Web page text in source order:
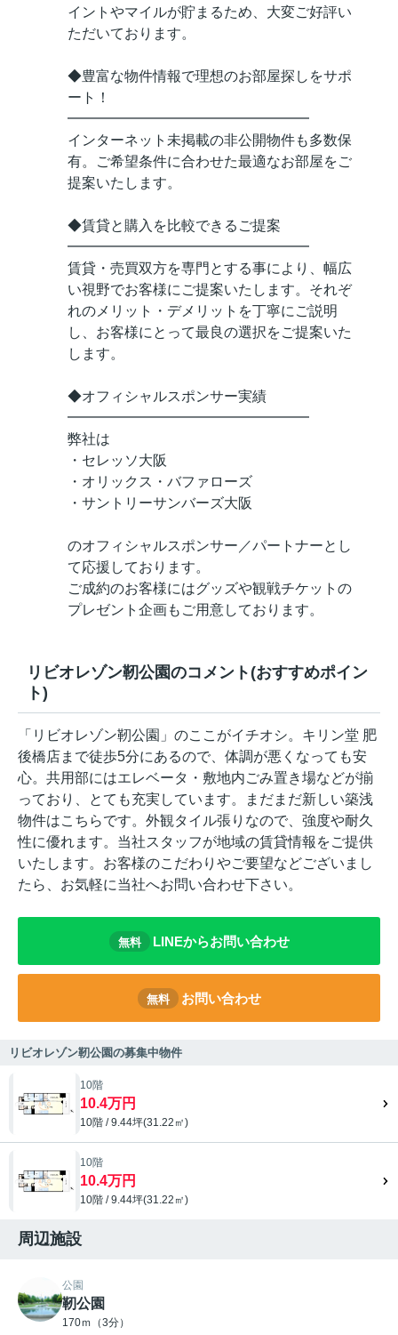
イントやマイルが貯まるため、大変ご好評い
ただいております。
◆豊富な物件情報で理想のお部屋探しをサポ
ート！
━━━━━━━━━━━━━━━━━
インターネット未掲載の非公開物件も多数保
有。ご希望条件に合わせた最適なお部屋をご
提案いたします。
◆賃貸と購入を比較できるご提案
━━━━━━━━━━━━━━━━━
賃貸・売買双方を専門とする事により、幅広
い視野でお客様にご提案いたします。それぞ
れのメリット・デメリットを丁寧にご説明
し、お客様にとって最良の選択をご提案いた
します。
◆オフィシャルスポンサー実績
━━━━━━━━━━━━━━━━━
弊社は
・セレッソ大阪
・オリックス・バファローズ
・サントリーサンバーズ大阪
のオフィシャルスポンサー／パートナーとし
て応援しております。
ご成約のお客様にはグッズや観戦チケットの
プレゼント企画もご用意しております。
リビオレゾン靭公園のコメント(おすすめポイン
ト)
「リビオレゾン靭公園」のここがイチオシ。キリン堂 肥
後橋店まで徒歩5分にあるので、体調が悪くなっても安
心。共用部にはエレベータ・敷地内ごみ置き場などが揃
っており、とても充実しています。まだまだ新しい築浅
物件はこちらです。外観タイル張りなので、強度や耐久
性に優れます。当社スタッフが地域の賃貸情報をご提供
いたします。お客様のこだわりやご要望などございまし
たら、お気軽に当社へお問い合わせ下さい。
無料 LINEからお問い合わせ
無料 お問い合わせ
リビオレゾン靭公園の募集中物件
10階
10.4万円
10階 / 9.44坪(31.22㎡)
10階
10.4万円
10階 / 9.44坪(31.22㎡)
周辺施設
公園
靭公園
170ｍ（3分）